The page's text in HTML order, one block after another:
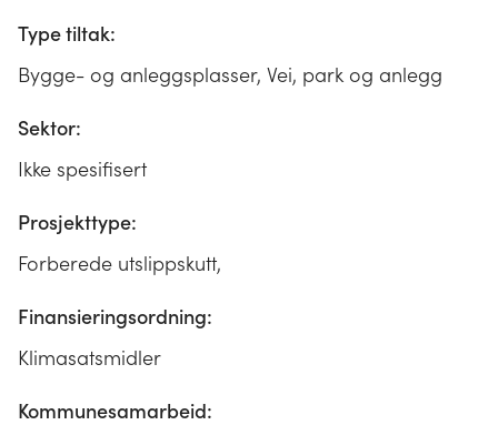
Type tiltak:
Bygge- og anleggsplasser, Vei, park og anlegg
Sektor:
Ikke spesifisert
Prosjekttype:
Forberede utslippskutt,
Finansieringsordning:
Klimasatsmidler
Kommunesamarbeid: